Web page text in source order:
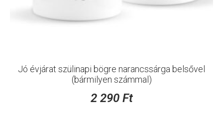
Jó évjárat szülinapi bögre narancssárga belsővel
(bármilyen számmal)
2 290 Ft